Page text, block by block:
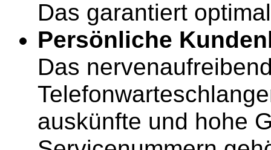
Das garantiert
Persönliche
Das
auskünfte und hohe